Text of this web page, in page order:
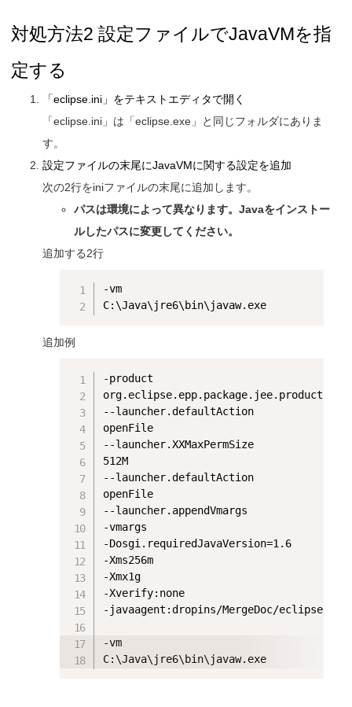
対処方法2 設定ファイルでJavaVMを指
定する
「eclipse.ini」をテキストエディタで開く
「eclipse.ini」は「eclipse.exe」と同じフォルダにありま
す。
設定ファイルの末尾にJavaVMに関する設定を追加
次の2行をiniファイルの末尾に追加します。
パスは環境によって異なります。Javaをインストー
ルしたパスに変更してください。
追加する2行
-vm
C:\Java\jre6\bin\javaw.exe
追加例
-product
org.eclipse.epp.package.jee.product
--launcher.defaultAction
openFile
--launcher.XXMaxPermSize
512M
--launcher.defaultAction
openFile
--launcher.appendVmargs
-vmargs
-Dosgi.requiredJavaVersion=1.6
-Xms256m
-Xmx1g
-Xverify:none
-javaagent:dropins/MergeDoc/eclipse/
-vm
C:\Java\jre6\bin\javaw.exe